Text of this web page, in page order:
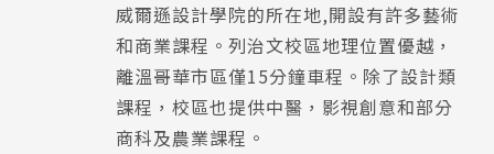
加拿大RO 任意門 遊學團
教育學區
威爾遜設計學院的所在地,開設有許多藝術
和商業課程。列治文校區地理位置優越，
離溫哥華市區僅15分鐘車程。除了設計類
課程，校區也提供中醫，影視創意和部分
商科及農業課程。